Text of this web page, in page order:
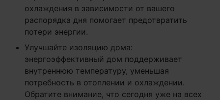
охлаждения в зависимости от вашего
распорядка дня помогает предотвратить
потери энергии.
Улучшайте изоляцию дома:
энергоэффективный дом поддерживает
внутреннюю температуру, уменьшая
потребность в отоплении и охлаждении.
Обратите внимание, что сегодня уже на всех